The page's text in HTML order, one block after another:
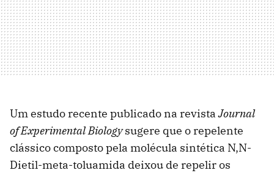
Um estudo recente publicado na revistaJournal
of Experimental Biologysugere que o repelente
clássico composto pela molécula sintética N,N-
Dietil-meta-toluamida deixou de repelir os